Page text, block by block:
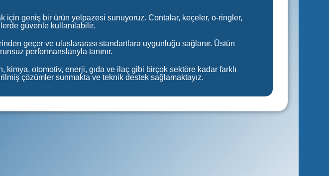
için geniş bir ürün yelpazesi sunuyoruz. Contalar, keçeler, o-ringler,
güvenle kullanılabilir.
geçer ve uluslararası standartlara uygunluğu sağlanır. Üstün
performanslarıyla tanınır.
otomotiv, enerji, gıda ve ilaç gibi birçok sektöre kadar farklı
çözümler sunmakta ve teknik destek sağlamaktayız.